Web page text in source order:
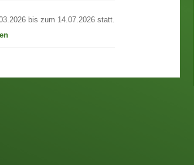
bis zum 14.07.2026 statt.